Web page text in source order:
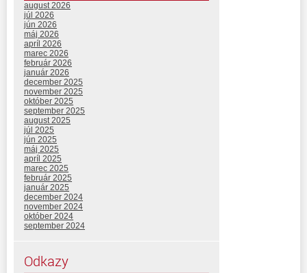
august 2026
júl 2026
jún 2026
máj 2026
apríl 2026
marec 2026
február 2026
január 2026
december 2025
november 2025
október 2025
september 2025
august 2025
júl 2025
jún 2025
máj 2025
apríl 2025
marec 2025
február 2025
január 2025
december 2024
november 2024
október 2024
september 2024
Odkazy